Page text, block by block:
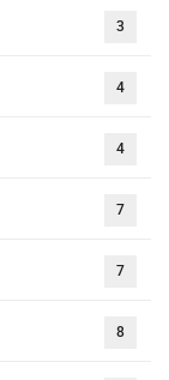
3
4
4
7
7
8